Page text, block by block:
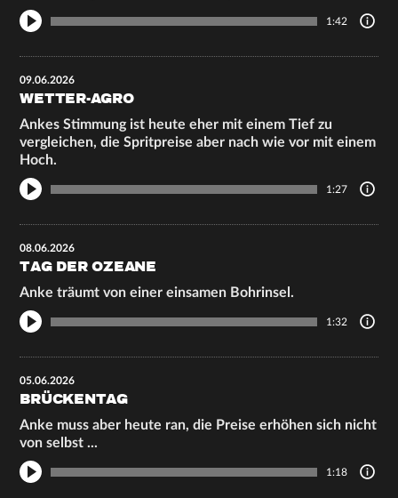
1:42
09.06.2026
WETTER-AGRO
Ankes Stimmung ist heute eher mit einem Tief zu
vergleichen, die Spritpreise aber nach wie vor mit einem
Hoch.
1:27
08.06.2026
TAG DER OZEANE
Anke träumt von einer einsamen Bohrinsel.
1:32
05.06.2026
BRÜCKENTAG
Anke muss aber heute ran, die Preise erhöhen sich nicht
von selbst ...
1:18